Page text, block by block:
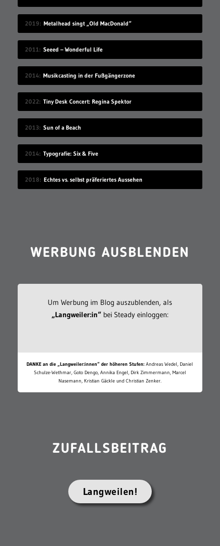
2019 Metalhead singt „Old MacDonald“
2011 Seeed – Wonderful Life
2014 Musikcasting in der Fußgängerzone
2022 Tiny Desk Concert: Regina Spektor
2013 Sun of a Beach
2014 Typografie: Six & Five
2018 Echtes vs. selbst präferiertes Aussehen
WERBUNG AUSBLENDEN
Um Werbung im Blog auszublenden, als
„Langweiler:in“bei Steady einloggen:
DANKE an die „Langweiler:innen“ der höheren Stufen: Andreas Wedel, Daniel
Schulze-Wethmar, Goto Dengo, Annika Engel, Dirk Zimmermann, Marcel
Nasemann, Kristian Gäckle und Christian Zenker.
ZUFALLSBEITRAG
Langweilen!